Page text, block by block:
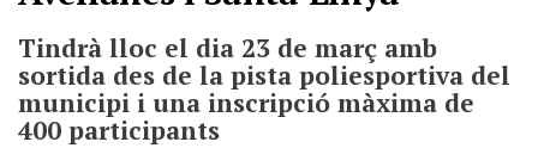
Tindrà lloc el dia 23 de març amb
sortida des de la pista poliesportiva del
municipi i una inscripció màxima de
400 participants